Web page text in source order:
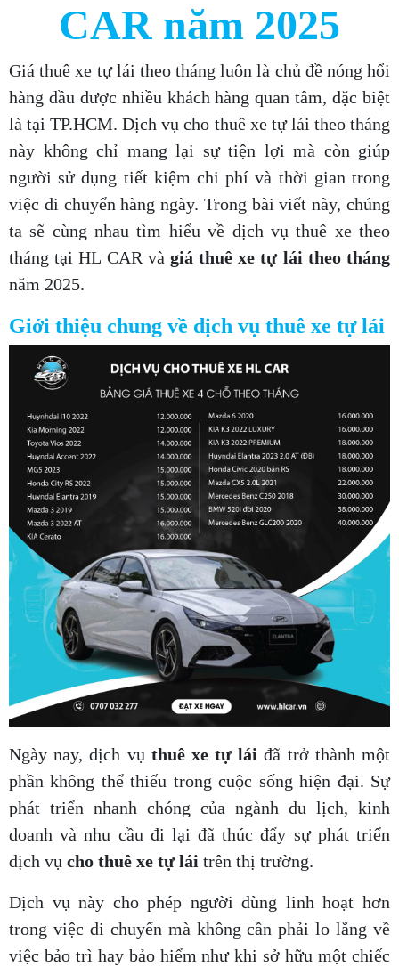
CAR năm 2025
Giá thuê xe tự lái theo tháng luôn là chủ đề nóng hổi
hàng đầu được nhiều khách hàng quan tâm, đặc biệt
là tại TP.HCM. Dịch vụ cho thuê xe tự lái theo tháng
này không chỉ mang lại sự tiện lợi mà còn giúp
người sử dụng tiết kiệm chi phí và thời gian trong
việc di chuyển hàng ngày. Trong bài viết này, chúng
ta sẽ cùng nhau tìm hiểu về dịch vụ thuê xe theo
tháng tại HL CAR và giá thuê xe tự lái theo tháng
năm 2025.
Giới thiệu chung về dịch vụ thuê xe tự lái
Ngày nay, dịch vụ thuê xe tự lái đã trở thành một
phần không thể thiếu trong cuộc sống hiện đại. Sự
phát triển nhanh chóng của ngành du lịch, kinh
doanh và nhu cầu đi lại đã thúc đẩy sự phát triển
dịch vụ cho thuê xe tự lái trên thị trường.
Dịch vụ này cho phép người dùng linh hoạt hơn
trong việc di chuyển mà không cần phải lo lắng về
việc bảo trì hay bảo hiểm như khi sở hữu một chiếc